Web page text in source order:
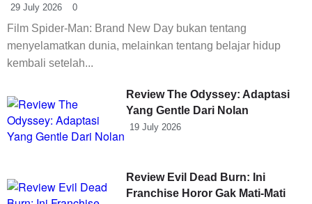
29 July 2026 0
Film Spider-Man: Brand New Day bukan tentang
menyelamatkan dunia, melainkan tentang belajar hidup
kembali setelah...
Review The Odyssey: Adaptasi
Yang Gentle Dari Nolan
19 July 2026
Review Evil Dead Burn: Ini
Franchise Horor Gak Mati-Mati